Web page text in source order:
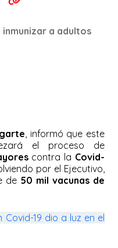
a adultos
, informó que este
el proceso de
contra la Covid-
por el Ejecutivo,
de 50 mil vacunas de
Covid-19 dio a luz en el